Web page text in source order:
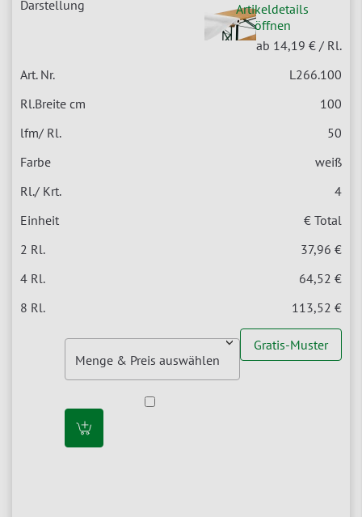
Artikeldetails
öffnen
ab 14,19 € / Rl.
L266.100
100
50
weiß
4
€ Total
37,96 €
64,52 €
113,52 €
Gratis-Muster